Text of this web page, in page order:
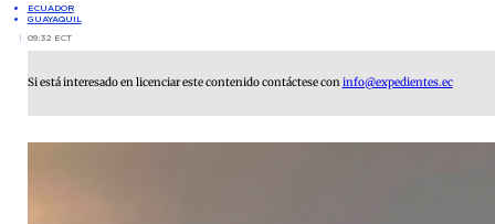
ECUADOR
GUAYAQUIL
09:32 ECT
Si está interesado en licenciar este contenido contáctese coninfo@expedientes.ec